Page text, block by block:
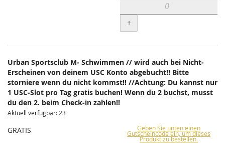
+
Urban Sportsclub M- Schwimmen // wird auch bei Nicht-
Erscheinen von deinem USC Konto abgebucht!! Bitte
storniere wenn du nicht kommst!! //Achtung: Du kannst nur
1 USC-Slot pro Tag gratis buchen! Wenn du 2 buchst, musst
du den 2. beim Check-in zahlen!!
Aktuell verfügbar: 23
GRATIS Geben Sie unten einen
Gutscheincode ein, um dieses
Produkt zu bestellen.